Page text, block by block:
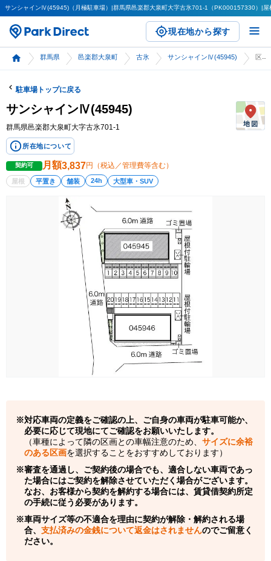
サンシャインⅣ(45945)（月極駐車場）|群馬県邑楽郡大泉町大字古氷701-1（PK000157330）|
現在地から探す
群馬県 邑楽郡大泉町 古氷 サンシャインⅣ(45945)
駐車場トップに戻る
サンシャインⅣ(45945)
群馬県邑楽郡大泉町大字古氷701-1
所在地について
契約可 月額3,837円（税込／管理費等含む）
屋根 平置き 舗装 24h 大型車・SUV
対応車両の定義をご確認の上、ご自身の車両が駐車可能か、
必要に応じて現地にてご確認をお願いいたします。
（車種によって隣の区画との車幅注意のため、 サイズに余裕
のある区画を選択することをおすすめしております）
審査を通過し、ご契約後の場合でも、適合しない車両であっ
た場合にはご契約を解除させていただく場合がございます。
なお、お客様から契約を解約する場合には、賃貸借契約所定
の手続に従う必要があります。
車両サイズ等の不適合を理由に契約が解除・解約される場
合、 支払済みの金銭について返金はされませんのでご留意く
ださい。